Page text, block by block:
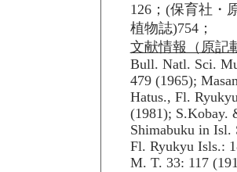
126；(保育社・
植物誌)754；
文献情報（原記
Bull. Natl. Sci.
479 (1965);
Hatus., Fl.
(1981); S.Kobay.
Shimabuku in Isl.
Fl. Ryukyu Isls.:
M. T. 33: 117